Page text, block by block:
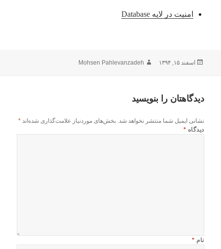
امنیت در لایه Database
ارسال
اسفند ۱۵, ۱۳۹۴ نویسنده
Mohsen Pahlevanzadeh
دیدگاهتان را بنویسید
نشانی ایمیل شما منتشر نخواهد شد. بخش‌های موردنیاز علامت‌گذاری شده‌اند*
دیدگاه *
نام *